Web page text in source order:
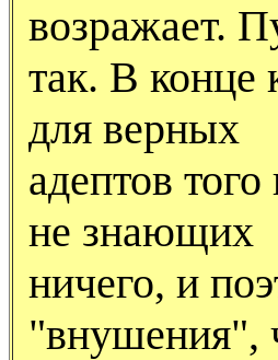
возражает.
так. В конце
для верных
адептов
не знающих
ничего, и
"внушения",